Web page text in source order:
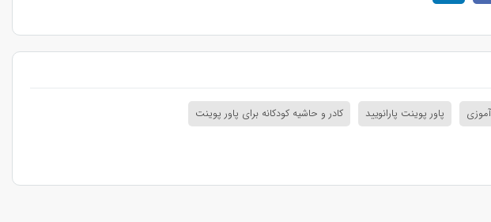
پاور پوینت پارانویید
کادر و حاشیه کودکانه برای پاور پوینت